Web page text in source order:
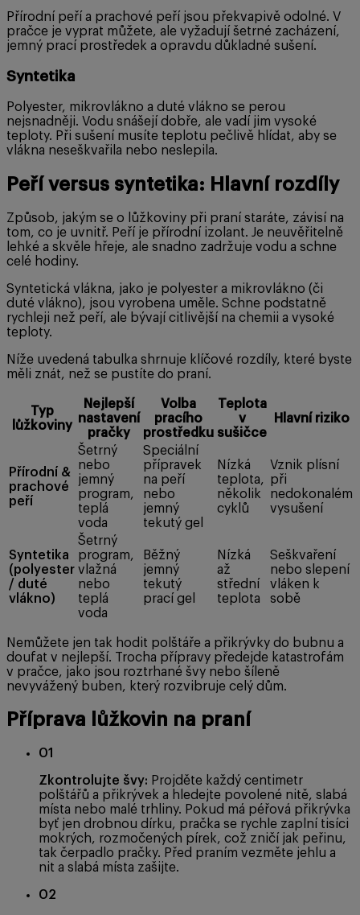
Přírodní peří a prachové peří jsou překvapivě odolné. V
pračce je vyprat můžete, ale vyžadují šetrné zacházení,
jemný prací prostředek a opravdu důkladné sušení.
Syntetika
Polyester, mikrovlákno a duté vlákno se perou
nejsnadněji. Vodu snášejí dobře, ale vadí jim vysoké
teploty. Při sušení musíte teplotu pečlivě hlídat, aby se
vlákna neseškvařila nebo neslepila.
Peří versus syntetika: Hlavní rozdíly
Způsob, jakým se o lůžkoviny při praní staráte, závisí na
tom, co je uvnitř. Peří je přírodní izolant. Je neuvěřitelně
lehké a skvěle hřeje, ale snadno zadržuje vodu a schne
celé hodiny.
Syntetická vlákna, jako je polyester a mikrovlákno (či
duté vlákno), jsou vyrobena uměle. Schne podstatně
rychleji než peří, ale bývají citlivější na chemii a vysoké
teploty.
Níže uvedená tabulka shrnuje klíčové rozdíly, které byste
měli znát, než se pustíte do praní.
Typ
lůžkoviny
Nejlepší
nastavení
pračky
Volba
pracího
prostředku
Teplota
v
sušičce
Hlavní riziko
Přírodní &
prachové
peří
Šetrný
nebo
jemný
program,
teplá
voda
Speciální
přípravek
na peří
nebo
jemný
tekutý gel
Nízká
teplota,
několik
cyklů
Vznik plísní
při
nedokonalém
vysušení
Syntetika
(polyester
/ duté
vlákno)
Šetrný
program,
vlažná
nebo
teplá
voda
Běžný
jemný
tekutý
prací gel
Nízká
až
střední
teplota
Seškvaření
nebo slepení
vláken k
sobě
Nemůžete jen tak hodit polštáře a přikrývky do bubnu a
doufat v nejlepší. Trocha přípravy předejde katastrofám
v pračce, jako jsou roztrhané švy nebo šíleně
nevyvážený buben, který rozvibruje celý dům.
Příprava lůžkovin na praní
01
Zkontrolujte švy: Projděte každý centimetr
polštářů a přikrývek a hledejte povolené nitě, slabá
místa nebo malé trhliny. Pokud má péřová přikrývka
byť jen drobnou dírku, pračka se rychle zaplní tisíci
mokrých, rozmočených pírek, což zničí jak peřinu,
tak čerpadlo pračky. Před praním vezměte jehlu a
nit a slabá místa zašijte.
02